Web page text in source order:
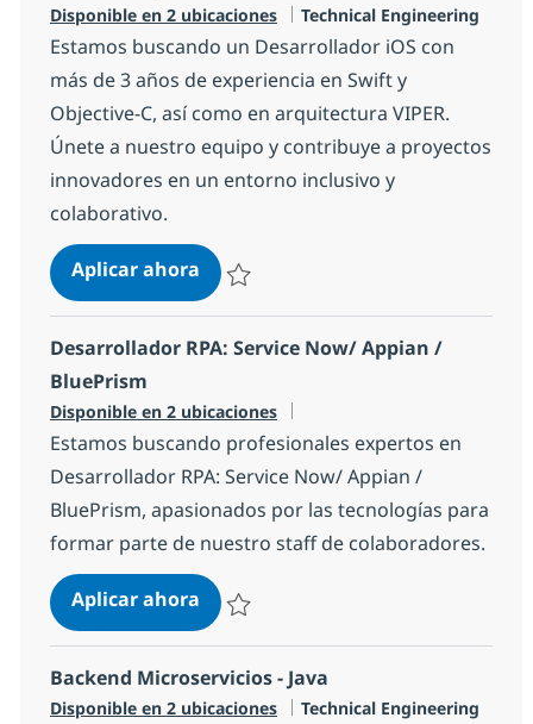
Disponible en 2 ubicaciones Categoría
Technical Engineering
Estamos buscando un Desarrollador iOS con
más de 3 años de experiencia en Swift y
Objective-C, así como en arquitectura VIPER.
Únete a nuestro equipo y contribuye a proyectos
innovadores en un entorno inclusivo y
colaborativo.
Aplicar ahoraiOS Developer
Desarrollador RPA: Service Now/ Appian /
BluePrism
Disponible en 2 ubicaciones
Estamos buscando profesionales expertos en
Desarrollador RPA: Service Now/ Appian /
BluePrism, apasionados por las tecnologías para
formar parte de nuestro staff de colaboradores.
Aplicar ahoraDesarrollador RPA: Service Now/
Backend Microservicios - Java
Disponible en 2 ubicaciones Categoría
Technical Engineering